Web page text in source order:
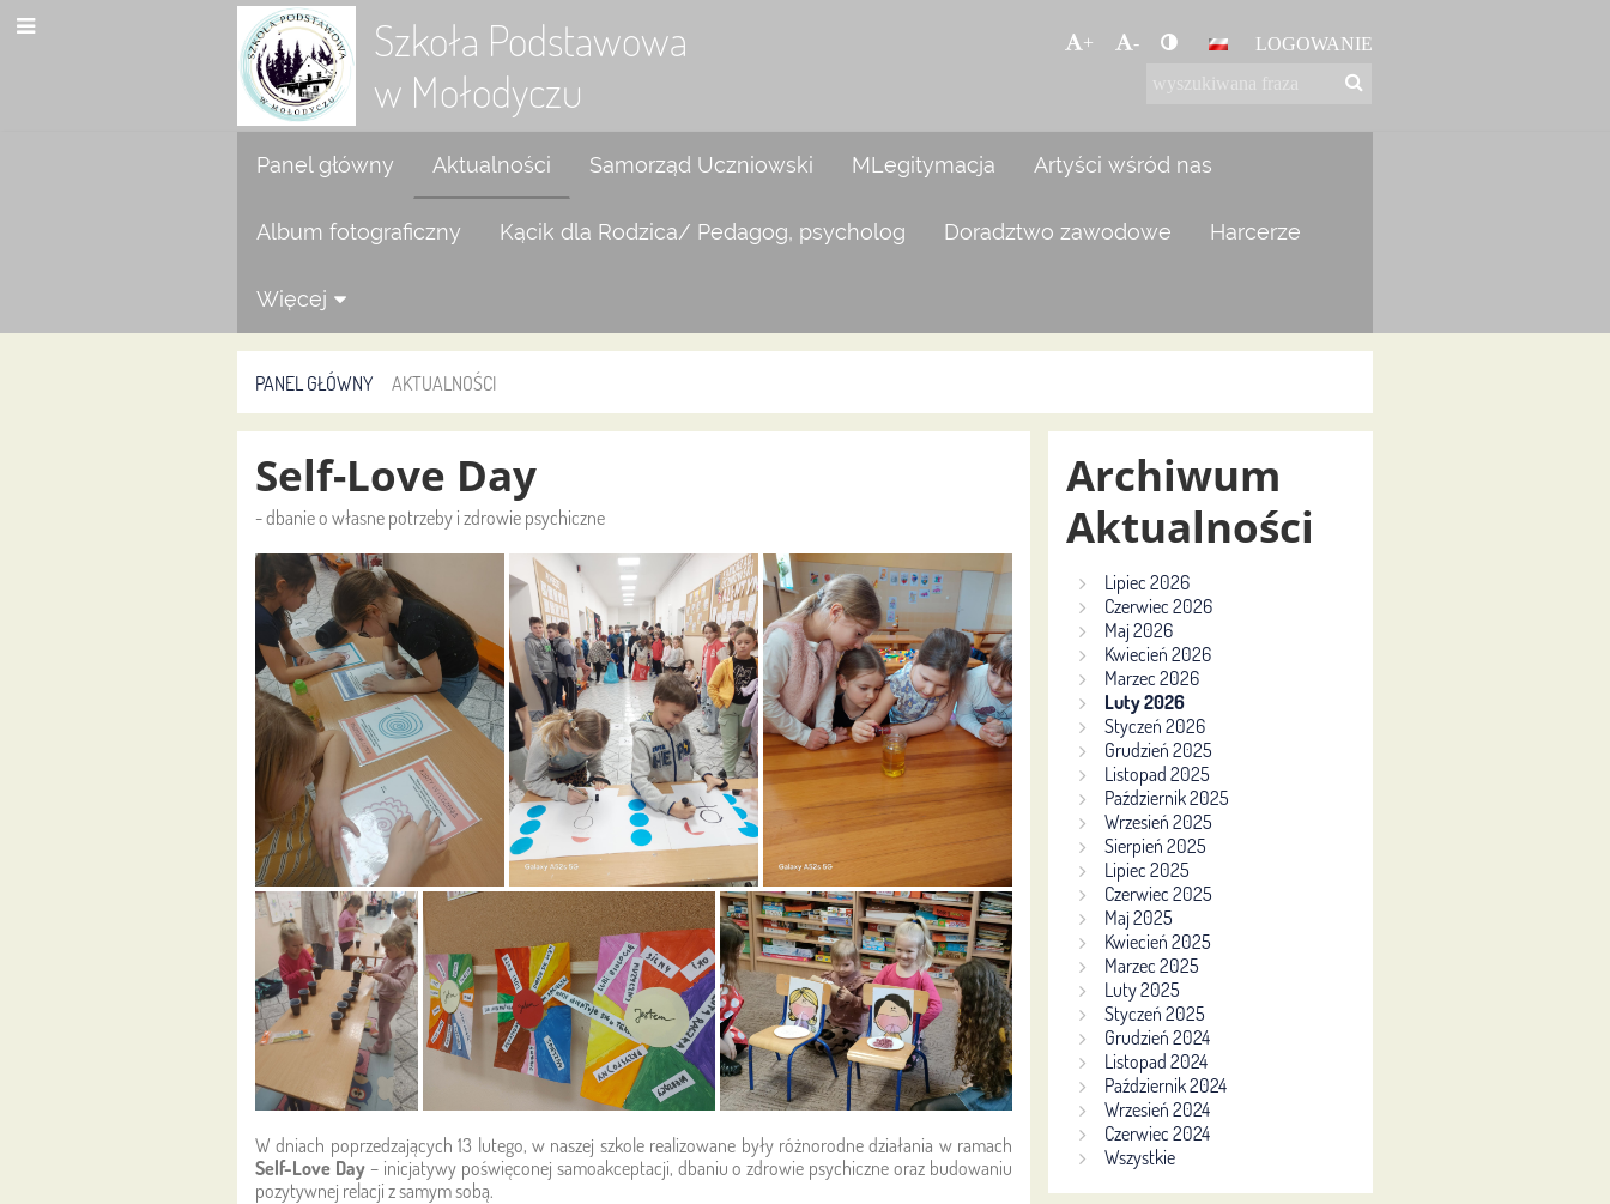
Szkoła Podstawowa
w Mołodyczu
+ - LOGOWANIE
Panel główny Aktualności Samorząd Uczniowski MLegitymacja Artyści wśród nas
Album fotograficzny Kącik dla Rodzica/ Pedagog, psycholog Doradztwo zawodowe Harcerze
Więcej
PANEL GŁÓWNY AKTUALNOŚCI
Aktualności
Self-Love Day
- dbanie o własne potrzeby i zdrowie psychiczne
W dniach poprzedzających 13 lutego, w naszej szkole realizowane były różnorodne działania w ramach
Self-Love Day– inicjatywy poświęconej samoakceptacji, dbaniu o zdrowie psychiczne oraz budowaniu
pozytywnej relacji z samym sobą.
Archiwum
Aktualności
Lipiec 2026
Czerwiec 2026
Maj 2026
Kwiecień 2026
Marzec 2026
Luty 2026
Styczeń 2026
Grudzień 2025
Listopad 2025
Październik 2025
Wrzesień 2025
Sierpień 2025
Lipiec 2025
Czerwiec 2025
Maj 2025
Kwiecień 2025
Marzec 2025
Luty 2025
Styczeń 2025
Grudzień 2024
Listopad 2024
Październik 2024
Wrzesień 2024
Czerwiec 2024
Wszystkie